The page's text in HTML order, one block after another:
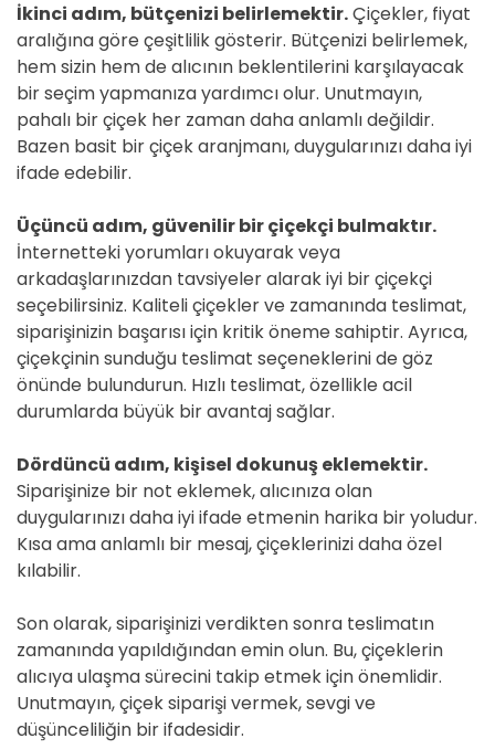
İkinci adım, bütçenizi belirlemektir.Çiçekler, fiyat
aralığına göre çeşitlilik gösterir. Bütçenizi belirlemek,
hem sizin hem de alıcının beklentilerini karşılayacak
bir seçim yapmanıza yardımcı olur. Unutmayın,
pahalı bir çiçek her zaman daha anlamlı değildir.
Bazen basit bir çiçek aranjmanı, duygularınızı daha iyi
ifade edebilir.
Üçüncü adım, güvenilir bir çiçekçi bulmaktır.
İnternetteki yorumları okuyarak veya
arkadaşlarınızdan tavsiyeler alarak iyi bir çiçekçi
seçebilirsiniz. Kaliteli çiçekler ve zamanında teslimat,
siparişinizin başarısı için kritik öneme sahiptir. Ayrıca,
çiçekçinin sunduğu teslimat seçeneklerini de göz
önünde bulundurun. Hızlı teslimat, özellikle acil
durumlarda büyük bir avantaj sağlar.
Dördüncü adım, kişisel dokunuş eklemektir.
Siparişinize bir not eklemek, alıcınıza olan
duygularınızı daha iyi ifade etmenin harika bir yoludur.
Kısa ama anlamlı bir mesaj, çiçeklerinizi daha özel
kılabilir.
Son olarak, siparişinizi verdikten sonra teslimatın
zamanında yapıldığından emin olun. Bu, çiçeklerin
alıcıya ulaşma sürecini takip etmek için önemlidir.
Unutmayın, çiçek siparişi vermek, sevgi ve
düşünceliliğin bir ifadesidir.